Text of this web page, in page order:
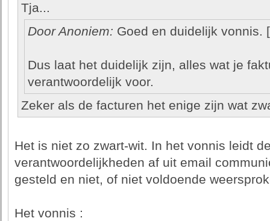
Tja...
Door Anoniem: Goed en duidelijk vonnis.
Dus laat het duidelijk zijn, alles wat je
verantwoordelijk voor.
Zeker als de facturen het enige zijn wat
Het is niet zo zwart-wit. In het vonnis leidt
verantwoordelijkheden af uit email
gesteld en niet, of niet voldoende
Het vonnis :